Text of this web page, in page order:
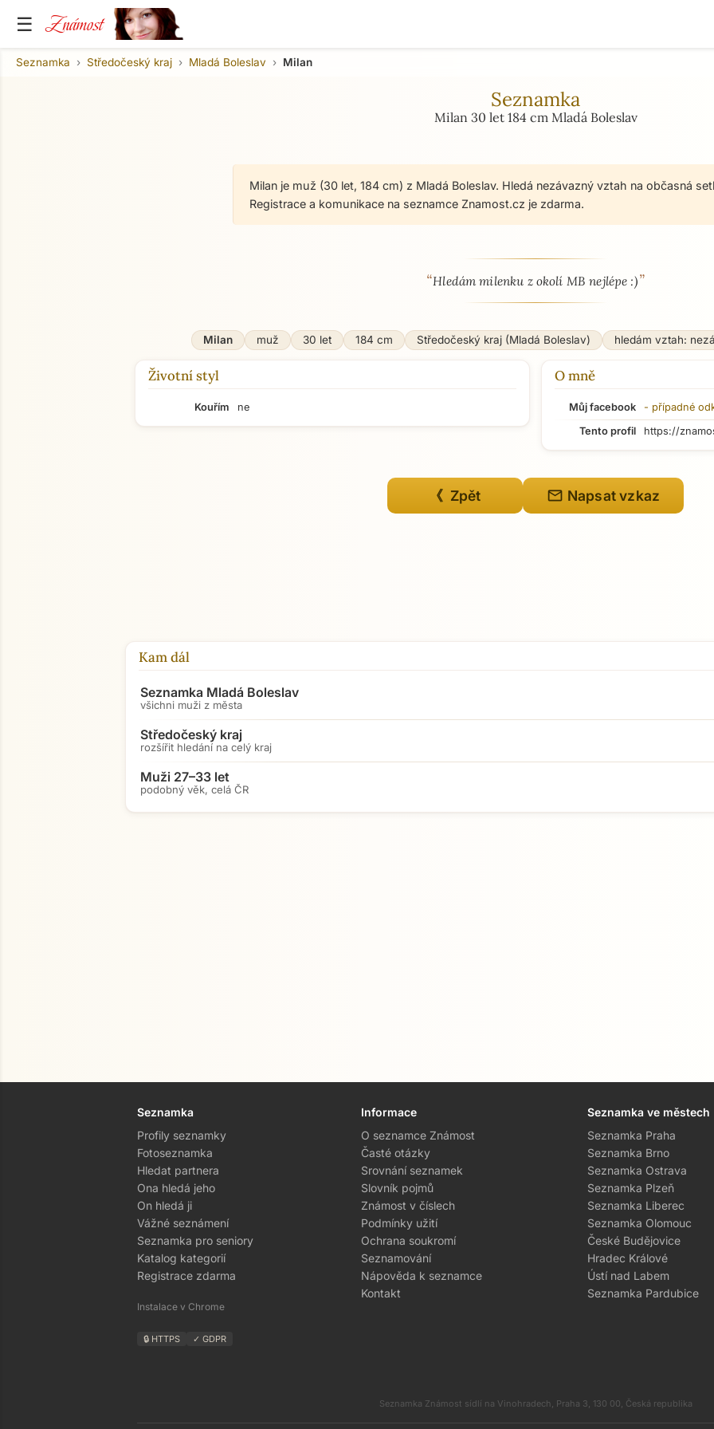
☰ Známost
Seznamka Středočeský kraj Mladá Boleslav Milan
Seznamka
Milan 30 let 184 cm Mladá Boleslav
Milan je muž (30 let, 184 cm) z Mladá Boleslav. Hledá nezávazný vztah na občasná
Registrace a komunikace na seznamce Znamost.cz je zdarma.
O mně - seznamka profil
“Hledám milenku z okolí MB nejlépe :)”
Milan muž 30 let 184 cm Středočeský kraj (Mladá Boleslav) hledám vztah:
Životní styl
Kouřím ne
O mně
Můj facebook - případné
Tento profil
https://
《 Zpět mail Napsat vzkaz
Kam dál
Seznamka Mladá Boleslav
všichni muži z města
Středočeský kraj
rozšířit hledání na celý kraj
Muži 27–33 let
podobný věk, celá ČR
Seznamka
Profily seznamky
Fotoseznamka
Hledat partnera
Ona hledá jeho
On hledá ji
Vážné seznámení
Seznamka pro seniory
Katalog kategorií
Registrace zdarma
Instalace v Chrome
🔒 HTTPS ✓ GDPR
Informace
O seznamce Známost
Časté otázky
Srovnání seznamek
Slovník pojmů
Známost v číslech
Podmínky užití
Ochrana soukromí
Seznamování
Nápověda k seznamce
Kontakt
Seznamka ve městech
Seznamka Praha
Seznamka Brno
Seznamka Ostrava
Seznamka Plzeň
Seznamka Liberec
Seznamka Olomouc
České Budějovice
Hradec Králové
Ústí nad Labem
Seznamka Pardubice
Seznamka Známost sídlí na Vinohradech, Praha 3, 130 00, Česká republika